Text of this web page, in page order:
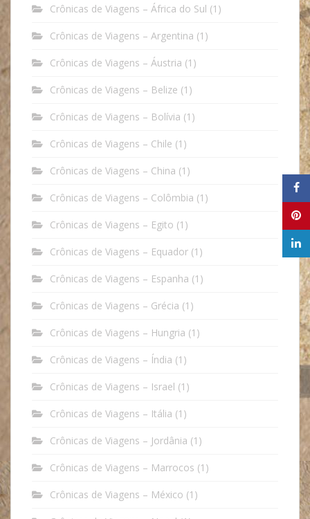
Crônicas de Viagens – África do Sul (1)
Crônicas de Viagens – Argentina (1)
Crônicas de Viagens – Áustria (1)
Crônicas de Viagens – Belize (1)
Crônicas de Viagens – Bolívia (1)
Crônicas de Viagens – Chile (1)
Crônicas de Viagens – China (1)
Crônicas de Viagens – Colômbia (1)
Crônicas de Viagens – Egito (1)
Crônicas de Viagens – Equador (1)
Crônicas de Viagens – Espanha (1)
Crônicas de Viagens – Grécia (1)
Crônicas de Viagens – Hungria (1)
Crônicas de Viagens – Índia (1)
Crônicas de Viagens – Israel (1)
Crônicas de Viagens – Itália (1)
Crônicas de Viagens – Jordânia (1)
Crônicas de Viagens – Marrocos (1)
Crônicas de Viagens – México (1)